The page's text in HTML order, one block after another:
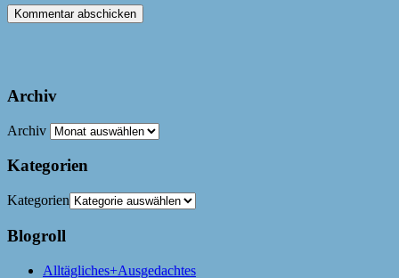
Archiv
Archiv
Kategorien
Kategorien
Blogroll
Alltägliches+Ausgedachtes